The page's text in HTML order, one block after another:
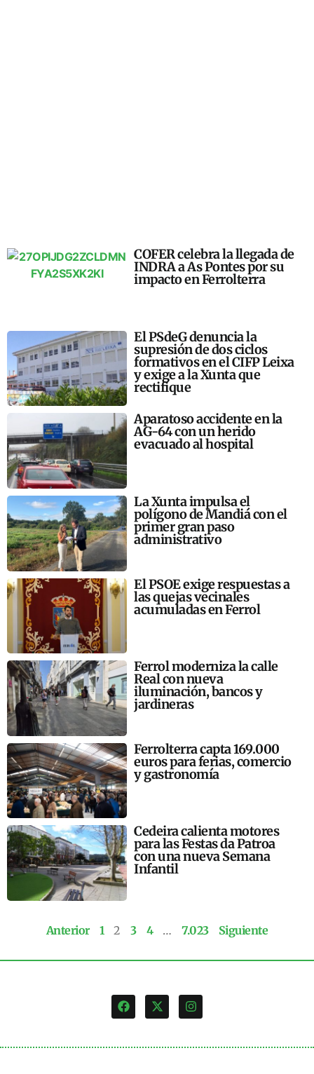
COFER celebra la llegada de
INDRA a As Pontes por su
impacto en Ferrolterra
El PSdeG denuncia la
supresión de dos ciclos
formativos en el CIFP Leixa
y exige a la Xunta que
rectifique
Aparatoso accidente en la
AG-64 con un herido
evacuado al hospital
La Xunta impulsa el
polígono de Mandiá con el
primer gran paso
administrativo
El PSOE exige respuestas a
las quejas vecinales
acumuladas en Ferrol
Ferrol moderniza la calle
Real con nueva
iluminación, bancos y
jardineras
Ferrolterra capta 169.000
euros para ferias, comercio
y gastronomía
Cedeira calienta motores
para las Festas da Patroa
con una nueva Semana
Infantil
Anterior 1 2 3 4 … 7.023 Siguiente